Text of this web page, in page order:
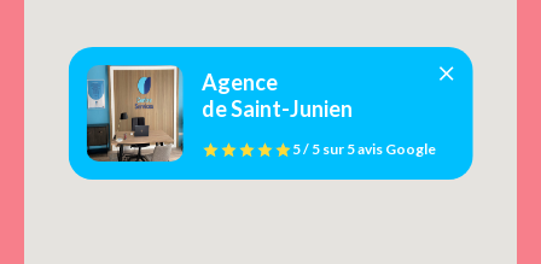
Agence
de Saint-Junien
5 / 5sur 5 avis Google